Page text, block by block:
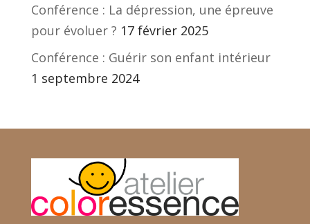
Conférence : La dépression, une épreuve
pour évoluer ? 17 février 2025
Conférence : Guérir son enfant intérieur
1 septembre 2024